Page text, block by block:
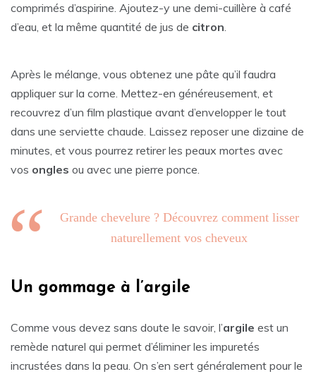
comprimés d’aspirine. Ajoutez-y une demi-cuillère à café
d’eau, et la même quantité de jus de citron.
Après le mélange, vous obtenez une pâte qu’il faudra
appliquer sur la corne. Mettez-en généreusement, et
recouvrez d’un film plastique avant d’envelopper le tout
dans une serviette chaude. Laissez reposer une dizaine de
minutes, et vous pourrez retirer les peaux mortes avec
vos ongles ou avec une pierre ponce.
Grande chevelure ? Découvrez comment lisser
naturellement vos cheveux
Un gommage à l’argile
Comme vous devez sans doute le savoir, l’argile est un
remède naturel qui permet d’éliminer les impuretés
incrustées dans la peau. On s’en sert généralement pour le